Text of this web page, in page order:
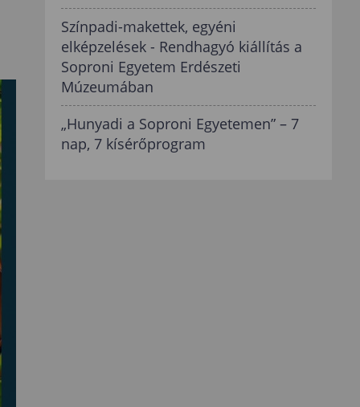
Színpadi-makettek, egyéni
elképzelések - Rendhagyó kiállítás a
Soproni Egyetem Erdészeti
Múzeumában
„Hunyadi a Soproni Egyetemen” – 7
nap, 7 kísérőprogram